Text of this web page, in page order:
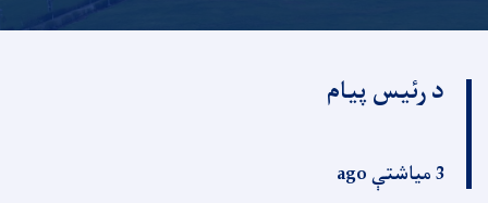
د رئیس پیام
3 میاشتې ago